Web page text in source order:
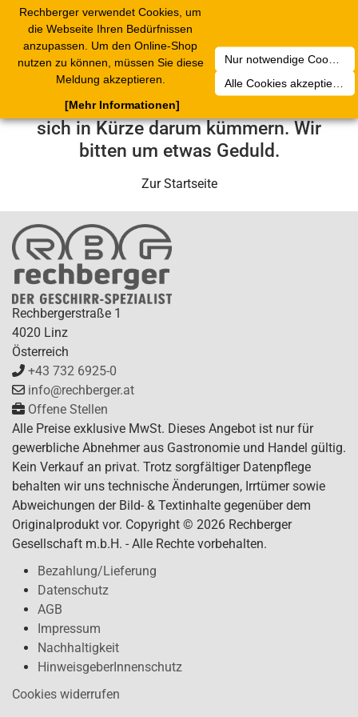
Rechberger verwendet Cookies, um
die Webseite Ihren Bedürfnissen
anzupassen. Um den Online-Shop
nutzen zu können, müssen Sie diese
Meldung akzeptieren.
Nur notwendige Cookies akzeptieren
Alle Cookies akzeptieren
[Mehr Informationen]
Leider ist ein technischer Fehler
aufgetreten. Unser Service-Team wird
sich in Kürze darum kümmern. Wir
bitten um etwas Geduld.
Zur Startseite
Rechbergerstraße 1
4020 Linz
Österreich
+43 732 6925-0
info@rechberger.at
Offene Stellen
Alle Preise exklusive MwSt. Dieses Angebot ist nur für
gewerbliche Abnehmer aus Gastronomie und Handel gültig.
Kein Verkauf an privat. Trotz sorgfältiger Datenpflege
behalten wir uns technische Änderungen, Irrtümer sowie
Abweichungen der Bild- & Textinhalte gegenüber dem
Originalprodukt vor. Copyright © 2026 Rechberger
Gesellschaft m.b.H. - Alle Rechte vorbehalten.
Bezahlung/Lieferung
Datenschutz
AGB
Impressum
Nachhaltigkeit
HinweisgeberInnenschutz
Cookies widerrufen